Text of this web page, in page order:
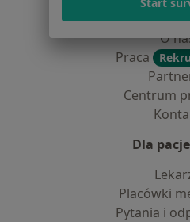
O
Praca
Centrum
Dla
Placówki
Pytania i